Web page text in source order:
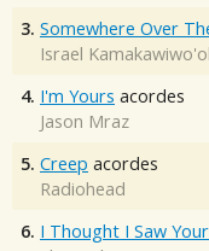
3. Somewhere Over
Israel
4. I'm Yours acordes
Jason Mraz
5. Creep acordes
Radiohead
6. I Thought I Saw